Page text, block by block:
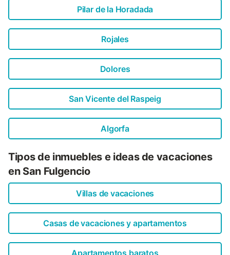
Pilar de la Horadada
Rojales
Dolores
San Vicente del Raspeig
Algorfa
Tipos de inmuebles e ideas de vacaciones
en San Fulgencio
Villas de vacaciones
Casas de vacaciones y apartamentos
Apartamentos baratos